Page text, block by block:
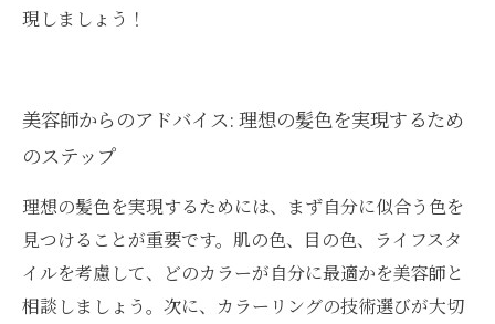
現しましょう！
美容師からのアドバイス: 理想の髪色を実現するため
のステップ
理想の髪色を実現するためには、まず自分に似合う色を
見つけることが重要です。肌の色、目の色、ライフスタ
イルを考慮して、どのカラーが自分に最適かを美容師と
相談しましょう。次に、カラーリングの技術選びが大切